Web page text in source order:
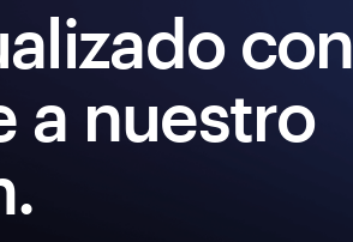
con
a nuestro